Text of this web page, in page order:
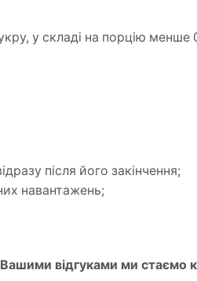
у складі на порцію менше
після його закінчення;
навантажень;
Вашими відгуками ми стаємо